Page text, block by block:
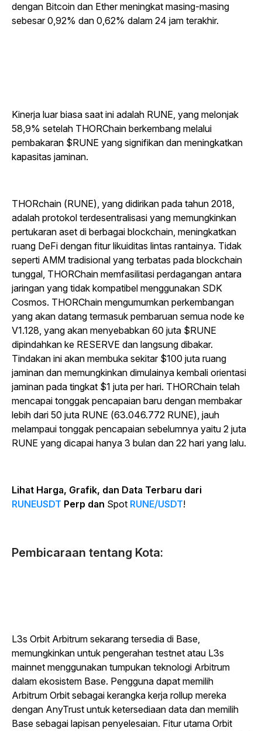
dengan Bitcoin dan Ether meningkat masing-masing
sebesar 0,92% dan 0,62% dalam 24 jam terakhir.
Kinerja luar biasa saat ini adalah RUNE, yang melonjak
58,9% setelah THORChain berkembang melalui
pembakaran $RUNE yang signifikan dan meningkatkan
kapasitas jaminan.
THORchain (RUNE), yang didirikan pada tahun 2018,
adalah protokol terdesentralisasi yang memungkinkan
pertukaran aset di berbagai blockchain, meningkatkan
ruang DeFi dengan fitur likuiditas lintas rantainya. Tidak
seperti AMM tradisional yang terbatas pada blockchain
tunggal, THORChain memfasilitasi perdagangan antara
jaringan yang tidak kompatibel menggunakan SDK
Cosmos. THORChain mengumumkan perkembangan
yang akan datang termasuk pembaruan semua node ke
V1.128, yang akan menyebabkan 60 juta $RUNE
dipindahkan ke RESERVE dan langsung dibakar.
Tindakan ini akan membuka sekitar $100 juta ruang
jaminan dan memungkinkan dimulainya kembali orientasi
jaminan pada tingkat $1 juta per hari. THORChain telah
mencapai tonggak pencapaian baru dengan membakar
lebih dari 50 juta RUNE (63.046.772 RUNE), jauh
melampaui tonggak pencapaian sebelumnya yaitu 2 juta
RUNE yang dicapai hanya 3 bulan dan 22 hari yang lalu.
Lihat Harga, Grafik, dan Data Terbaru dari
RUNEUSDT Perp dan Spot RUNE/USDT!
Pembicaraan tentang Kota:
L3s Orbit Arbitrum sekarang tersedia di Base,
memungkinkan untuk pengerahan testnet atau L3s
mainnet menggunakan tumpukan teknologi Arbitrum
dalam ekosistem Base. Pengguna dapat memilih
Arbitrum Orbit sebagai kerangka kerja rollup mereka
dengan AnyTrust untuk ketersediaan data dan memilih
Base sebagai lapisan penyelesaian. Fitur utama Orbit